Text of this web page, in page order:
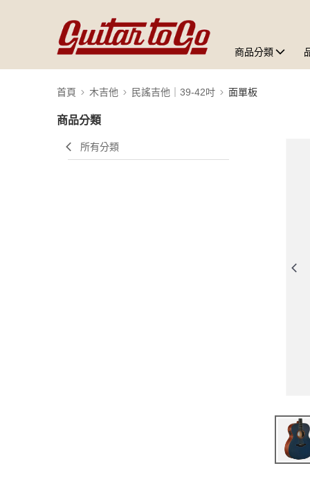
商品分類
首頁 木吉他 民謠吉他｜39-42吋 面單板
商品分類
所有分類